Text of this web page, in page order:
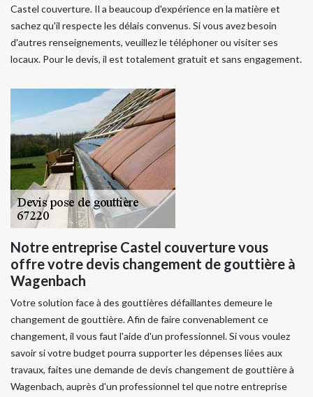
Castel couverture. Il a beaucoup d'expérience en la matière et
sachez qu'il respecte les délais convenus. Si vous avez besoin
d'autres renseignements, veuillez le téléphoner ou visiter ses
locaux. Pour le devis, il est totalement gratuit et sans engagement.
Notre entreprise Castel couverture vous
offre votre devis changement de gouttière à
Wagenbach
Votre solution face à des gouttières défaillantes demeure le
changement de gouttière. Afin de faire convenablement ce
changement, il vous faut l'aide d'un professionnel. Si vous voulez
savoir si votre budget pourra supporter les dépenses liées aux
travaux, faites une demande de devis changement de gouttière à
Wagenbach, auprès d'un professionnel tel que notre entreprise